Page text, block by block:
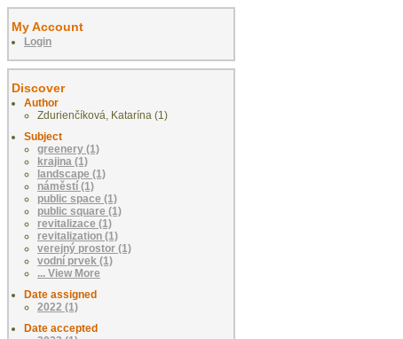
My Account
Login
Discover
Author
Zdurienčíková, Katarína (1)
Subject
greenery (1)
krajina (1)
landscape (1)
náměstí (1)
public space (1)
public square (1)
revitalizace (1)
revitalization (1)
verejný prostor (1)
vodní prvek (1)
... View More
Date assigned
2022 (1)
Date accepted